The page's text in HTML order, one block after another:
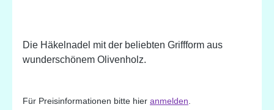
Die Häkelnadel mit der beliebten Griffform aus
wunderschönem Olivenholz.
Für Preisinformationen bitte hier anmelden